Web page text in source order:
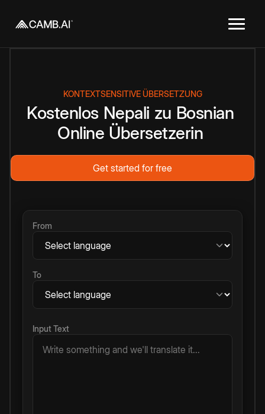
KONTEXTSENSITIVE ÜBERSETZUNG
Kostenlos Nepali zu Bosnian
Online Übersetzerin
Get started for free
From
To
Input Text